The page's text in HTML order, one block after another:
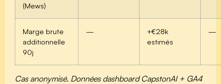
(Mews)
Marge brute
additionnelle
90j
—
+€28k
estimés
—
Cas anonymisé. Données dashboard CapstonAI + GA4